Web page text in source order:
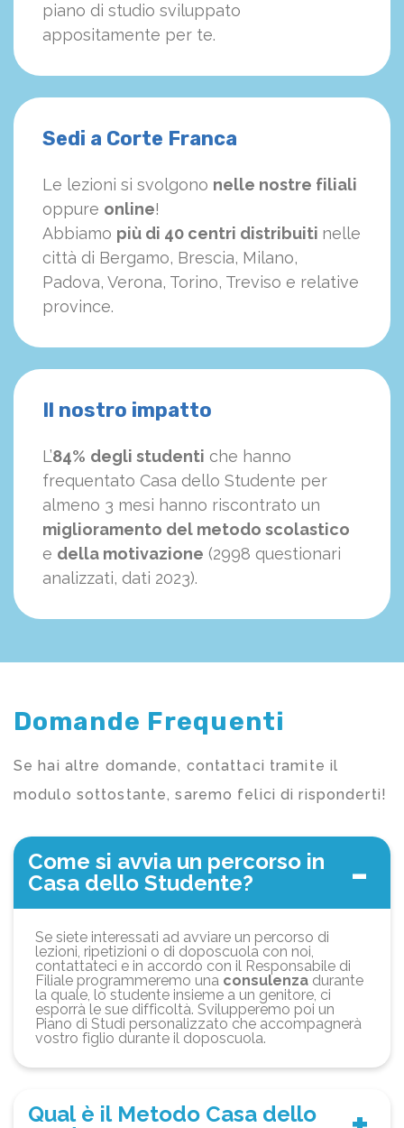
piano di studio sviluppato
appositamente per te.
Sedi a Corte Franca
Le lezioni si svolgono nelle nostre filiali
oppure online!
Abbiamo più di 40 centri distribuiti nelle
città di Bergamo, Brescia, Milano,
Padova, Verona, Torino, Treviso e relative
province.
Il nostro impatto
L’84% degli studenti che hanno
frequentato Casa dello Studente per
almeno 3 mesi hanno riscontrato un
miglioramento del metodo scolastico
e della motivazione (2998 questionari
analizzati, dati 2023).
Domande Frequenti
Se hai altre domande, contattaci tramite il
modulo sottostante, saremo felici di risponderti!
Come si avvia un percorso in
Casa dello Studente?
Se siete interessati ad avviare un percorso di
lezioni, ripetizioni o di doposcuola con noi,
contattateci e in accordo con il Responsabile di
Filiale programmeremo una consulenza durante
la quale, lo studente insieme a un genitore, ci
esporrà le sue difficoltà. Svilupperemo poi un
Piano di Studi personalizzato che accompagnerà
vostro figlio durante il doposcuola.
Qual è il Metodo Casa dello